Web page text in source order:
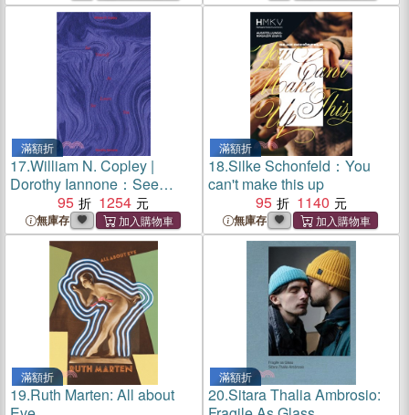
滿額折
17.William N. Copley |
Dorothy Iannone：See
Yourself as Lovers See You
95 1254
無庫存
滿額折
18.Silke Schonfeld：You
can't make this up
95
1140
無庫存
滿額折
19.Ruth Marten: All about
滿額折
20.Sitara Thalia Ambrosio: